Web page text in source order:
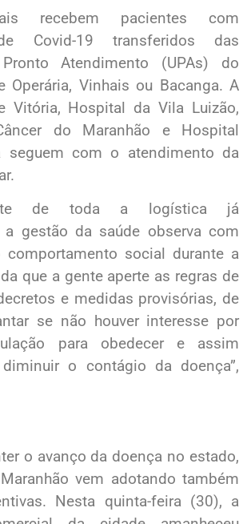
recebem pacientes com
Covid-19 transferidos das
Atendimento (UPAs) do
Operária, Vinhais ou Bacanga. A
Vitória, Hospital da Vila Luizão,
do Maranhão e Hospital
seguem com o atendimento da
de toda a logística já
a gestão da saúde observa com
comportamento social durante a
que a gente aperte as regras de
e medidas provisórias, de
se não houver interesse por
para obedecer e assim
o contágio da doença”,
o avanço da doença no estado,
vem adotando também
Nesta quinta-feira (30), a